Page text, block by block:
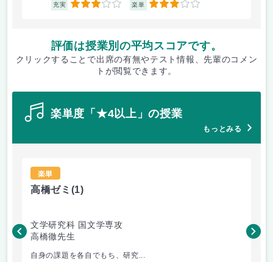
充実 3 楽単 3
評価は授業別の平均スコアです。
クリックすることで出席の有無やテスト情報、先輩のコメン
トが閲覧できます。
楽単度「★4以上」の授業
もっとみる
楽単
高橋ゼミ (1)
文学研究科 国文学専攻
高橋徹先生
自身の課題を各自でもち、研究...
降